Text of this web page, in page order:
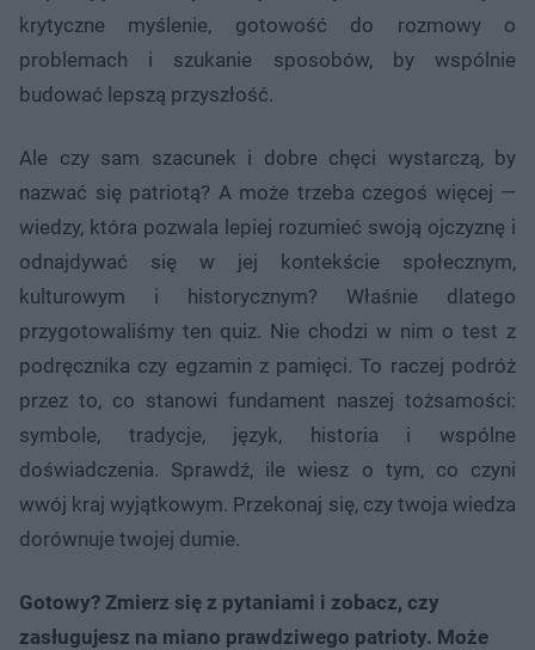
krytyczne myślenie, gotowość do rozmowy o
problemach i szukanie sposobów, by wspólnie
budować lepszą przyszłość.
Ale czy sam szacunek i dobre chęci wystarczą, by
nazwać się patriotą? A może trzeba czegoś więcej —
wiedzy, która pozwala lepiej rozumieć swoją ojczyznę i
odnajdywać się w jej kontekście społecznym,
kulturowym i historycznym? Właśnie dlatego
przygotowaliśmy ten quiz. Nie chodzi w nim o test z
podręcznika czy egzamin z pamięci. To raczej podróż
przez to, co stanowi fundament naszej tożsamości:
symbole, tradycje, język, historia i wspólne
doświadczenia. Sprawdź, ile wiesz o tym, co czyni
wwój kraj wyjątkowym. Przekonaj się, czy twoja wiedza
dorównuje twojej dumie.
Gotowy? Zmierz się z pytaniami i zobacz, czy
zasługujesz na miano prawdziwego patrioty. Może